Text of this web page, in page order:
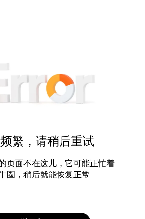
繁，请稍后重试
页面不在这儿，它可能正忙着
圈，稍后就能恢复正常